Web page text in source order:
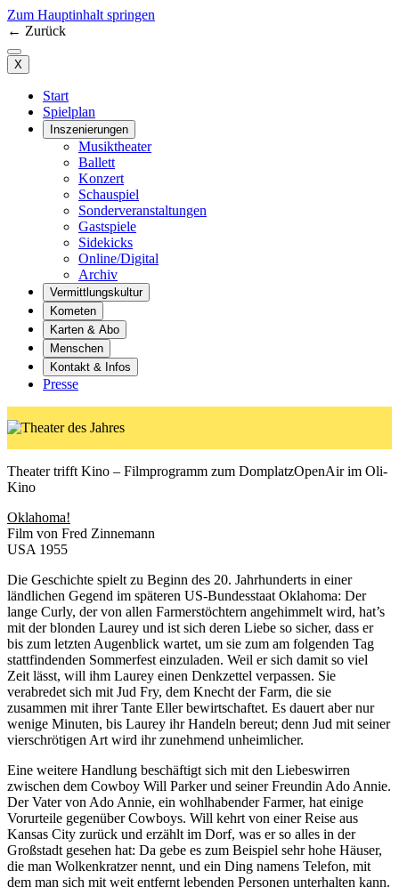
Zum Hauptinhalt springen
← Zurück
X
Start
Spielplan
Inszenierungen
Musiktheater
Ballett
Konzert
Schauspiel
Sonderveranstaltungen
Gastspiele
Sidekicks
Online/Digital
Archiv
Vermittlungskultur
Kometen
Karten & Abo
Menschen
Kontakt & Infos
Presse
Theater trifft Kino – Filmprogramm zum DomplatzOpenAir im Oli-
Kino
Oklahoma!
Film von Fred Zinnemann
USA 1955
Die Geschichte spielt zu Beginn des 20. Jahrhunderts in einer
ländlichen Gegend im späteren US-Bundesstaat Oklahoma: Der
lange Curly, der von allen Farmerstöchtern angehimmelt wird, hat’s
mit der blonden Laurey und ist sich deren Liebe so sicher, dass er
bis zum letzten Augenblick wartet, um sie zum am folgenden Tag
stattfindenden Sommerfest einzuladen. Weil er sich damit so viel
Zeit lässt, will ihm Laurey einen Denkzettel verpassen. Sie
verabredet sich mit Jud Fry, dem Knecht der Farm, die sie
zusammen mit ihrer Tante Eller bewirtschaftet. Es dauert aber nur
wenige Minuten, bis Laurey ihr Handeln bereut; denn Jud mit seiner
vierschrötigen Art wird ihr zunehmend unheimlicher.
Eine weitere Handlung beschäftigt sich mit den Liebeswirren
zwischen dem Cowboy Will Parker und seiner Freundin Ado Annie.
Der Vater von Ado Annie, ein wohlhabender Farmer, hat einige
Vorurteile gegenüber Cowboys. Will kehrt von einer Reise aus
Kansas City zurück und erzählt im Dorf, was er so alles in der
Großstadt gesehen hat: Da gebe es zum Beispiel sehr hohe Häuser,
die man Wolkenkratzer nennt, und ein Ding namens Telefon, mit
dem man sich mit weit entfernt lebenden Personen unterhalten kann.